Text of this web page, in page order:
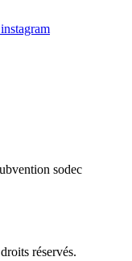
réservés.